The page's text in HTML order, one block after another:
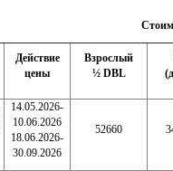
Действие
цены
Взрослый
½ DBL
14.05.2026-
10.06.2026
18.06.2026-
30.09.2026
52660